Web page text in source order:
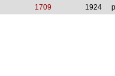
1709 1924